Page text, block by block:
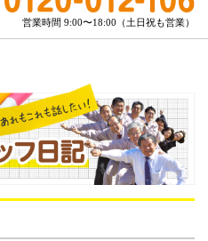
営業時間 9:00〜18:00（土日祝も営業）